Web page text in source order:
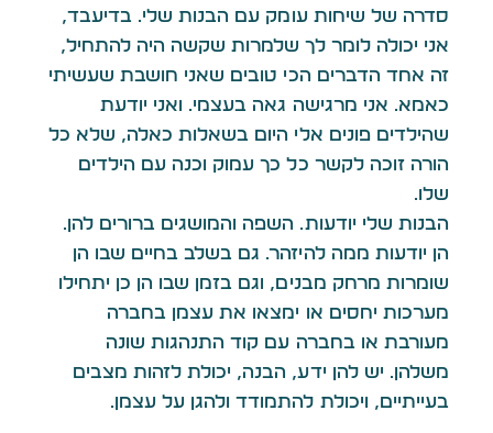
סדרה של שיחות עומק עם הבנות שלי. בדיעבד,
אני יכולה לומר לך שלמרות שקשה היה להתחיל,
זה אחד הדברים הכי טובים שאני חושבת שעשיתי
כאמא. אני מרגישה גאה בעצמי. ואני יודעת
שהילדים פונים אלי היום בשאלות כאלה, שלא כל
הורה זוכה לקשר כל כך עמוק וכנה עם הילדים
שלו.
הבנות שלי יודעות. השפה והמושגים ברורים להן.
הן יודעות ממה להיזהר. גם בשלב בחיים שבו הן
שומרות מרחק מבנים, וגם בזמן שבו הן כן יתחילו
מערכות יחסים או ימצאו את עצמן בחברה
מעורבת או בחברה עם קוד התנהגות שונה
משלהן. יש להן ידע, הבנה, יכולת לזהות מצבים
בעייתיים, ויכולת להתמודד ולהגן על עצמן.